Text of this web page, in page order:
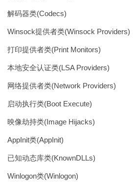
解码器类(Codecs)
Winsock提供者类(Winsock Providers)
打印提供者类(Print Monitors)
本地安全认证类(LSA Providers)
网络提供者类(Network Providers)
启动执行类(Boot Execute)
映像劫持类(Image Hijacks)
AppInit类(AppInit)
已知动态库类(KnownDLLs)
Winlogon类(Winlogon)